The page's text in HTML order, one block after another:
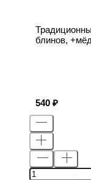
блинов,
540